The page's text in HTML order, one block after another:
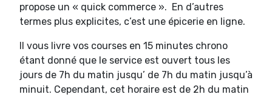
propose un « quick commerce ». En d’autres
termes plus explicites, c’est une épicerie en ligne.
Il vous livre vos courses en 15 minutes chrono
étant donné que le service est ouvert tous les
jours de 7h du matin jusqu’ de 7h du matin jusqu’à
minuit. Cependant, cet horaire est de 2h du matin